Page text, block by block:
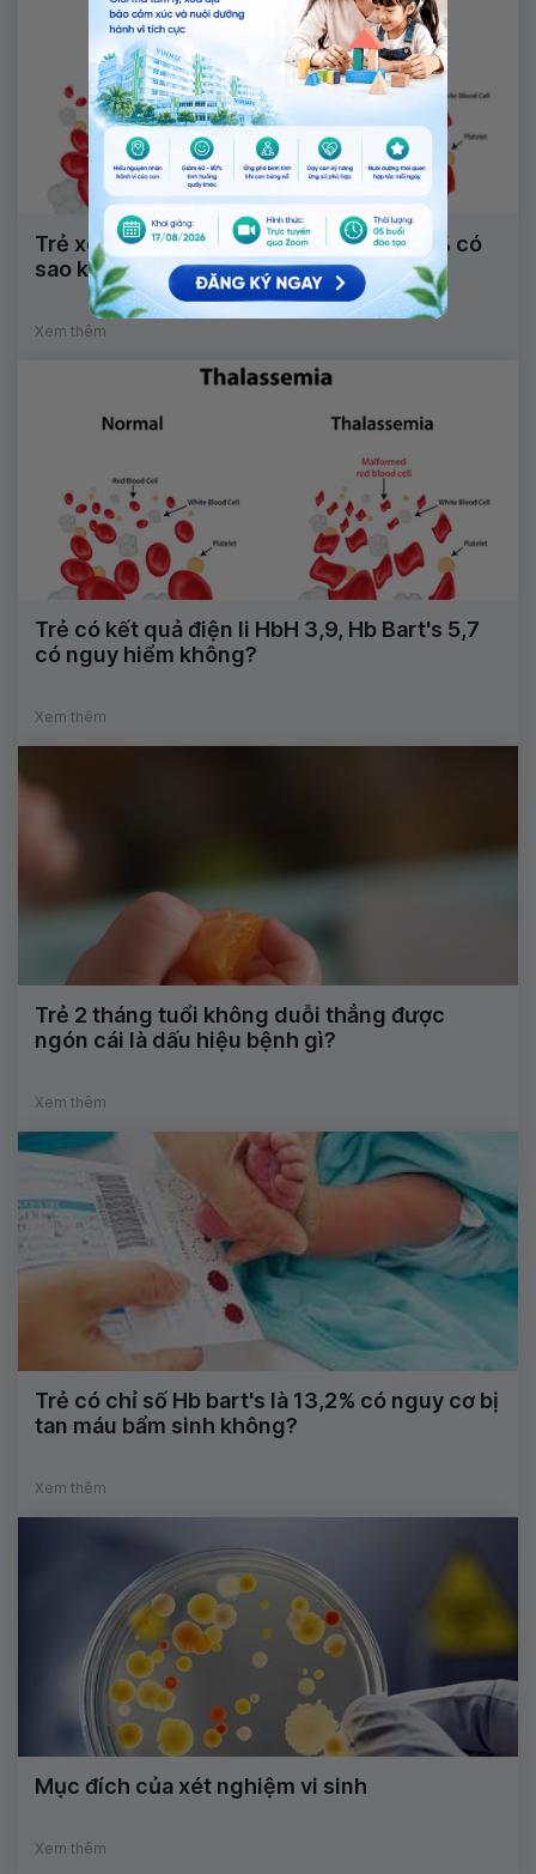
Trẻ xét nghiệm chỉ số Hb Bart's là 15,2 % có
sao không?
Xem thêm
Trẻ có kết quả điện li HbH 3,9, Hb Bart's 5,7
có nguy hiểm không?
Xem thêm
Trẻ 2 tháng tuổi không duỗi thẳng được
ngón cái là dấu hiệu bệnh gì?
Xem thêm
Trẻ có chỉ số Hb bart's là 13,2% có nguy cơ bị
tan máu bẩm sinh không?
Xem thêm
Mục đích của xét nghiệm vi sinh
Xem thêm